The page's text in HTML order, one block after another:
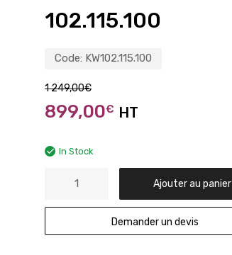
102.115.100
Code: KW102.115.100
1 249,00€
899,00€ HT
In Stock
Ajouter au panier
Demander un devis